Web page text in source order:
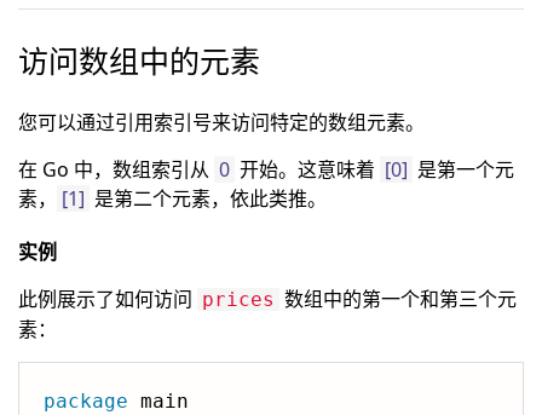
访问数组中的元素
您可以通过引用索引号来访问特定的数组元素。
在 Go 中，数组索引从 0 开始。这意味着 [0] 是第一个元
素，
[1] 是第二个元素，依此类推。
实例
此例展示了如何访问 prices 数组中的第一个和第三个元
素：
package